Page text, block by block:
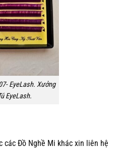
EyeLash. Xưởng
EyeLash.
các Đồ Nghề Mi khác xin liên hệ